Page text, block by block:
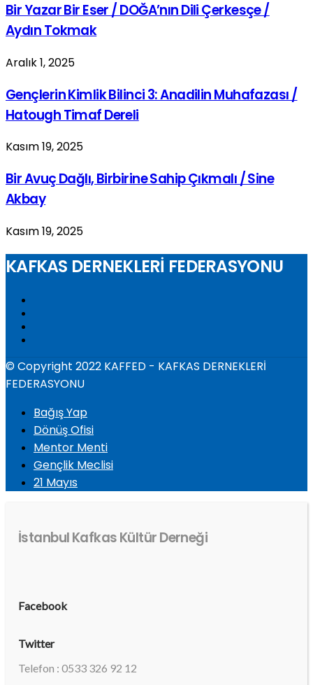
Bir Yazar Bir Eser / DOĞA’nın Dili Çerkesçe /
Aydın Tokmak
Aralık 1, 2025
Gençlerin Kimlik Bilinci 3: Anadilin Muhafazası /
Hatough Timaf Dereli
Kasım 19, 2025
Bir Avuç Dağlı, Birbirine Sahip Çıkmalı / Sine
Akbay
Kasım 19, 2025
KAFKAS DERNEKLERİ FEDERASYONU
© Copyright 2022 KAFFED - KAFKAS DERNEKLERİ
FEDERASYONU
Bağış Yap
Dönüş Ofisi
Mentor Menti
Gençlik Meclisi
21 Mayıs
İstanbul Kafkas Kültür Derneği
Facebook
Twitter
Telefon : 0533 326 92 12